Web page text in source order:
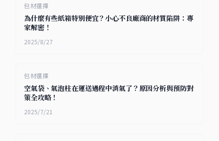
包材選擇
為什麼有些紙箱特別便宜？小心不良廠商的材質陷阱：專
家解密！
2025/8/27
包材選擇
空氣袋、氣泡柱在運送過程中消氣了？原因分析與預防對
策全攻略！
2025/7/21